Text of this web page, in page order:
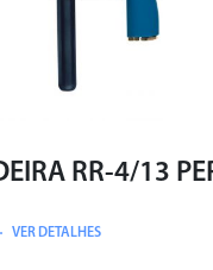
RR-4/13
VER DETALHES